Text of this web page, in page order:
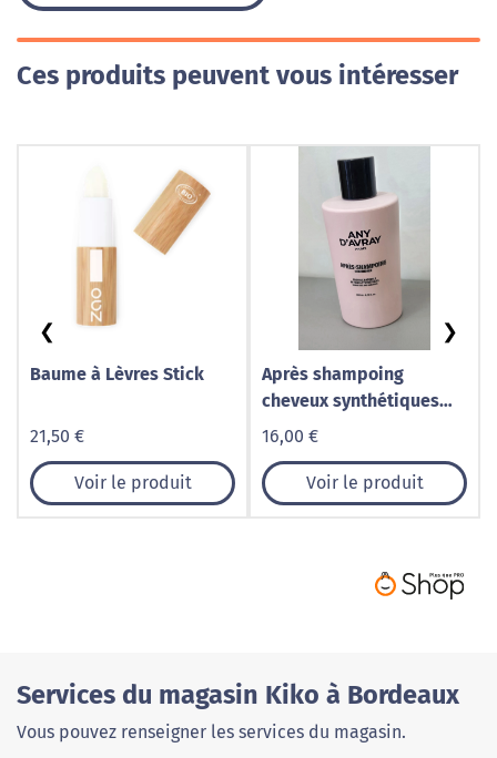
Ces produits peuvent vous intéresser
Baume à Lèvres Stick
21,50 €
Voir le produit
Après shampoing
cheveux synthétiques
Any d’Avray
16,00 €
Voir le produit
❮ ❯
Services du magasin Kiko à Bordeaux
Vous pouvez renseigner les services du magasin.